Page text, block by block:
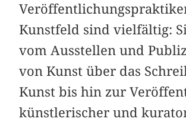
Kunstfeld sind vielfältig:
vom Ausstellen und
von Kunst über das
Kunst bis hin zur
künstlerischer und